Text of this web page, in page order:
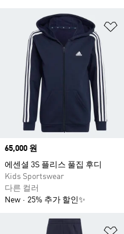
Price
65,000 원
에센셜 3S 플리스 풀집 후디
Kids Sportswear
다른 컬러
New
25% 추가 할인✨